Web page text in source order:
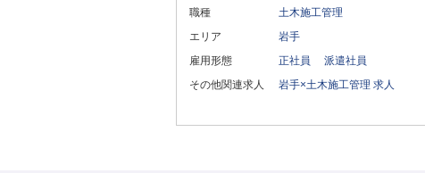
職種
土木施工管理
エリア
岩手
雇用形態
正社員
派遣社員
その他関連求人
岩手×土木施工管理 求人